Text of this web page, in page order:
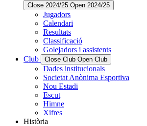
Close 2024/25 Open 2024/25
Jugadors
Calendari
Resultats
Classificació
Golejadors i assistents
Club
Close Club Open Club
Dades institucionals
Societat Anònima Esportiva
Nou Estadi
Escut
Himne
Xifres
Història